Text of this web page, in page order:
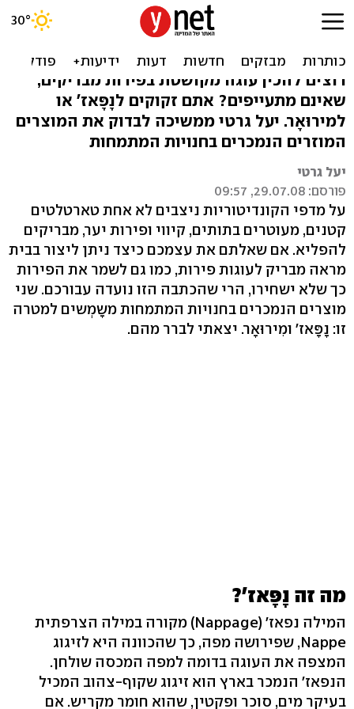
מבריקים במיוחד: נָפָּאז'
רוצים להכין עוגה מקושטת בפירות מבריקים,
שאינם מתעייפים? אתם זקוקים לנָפָּאז' או
למירוּאָר. יעל גרטי ממשיכה לבדוק את המוצרים
המוזרים הנמכרים בחנויות המתמחות
יעל גרטי
פורסם: 29.07.08, 09:57
על מדפי הקונדיטוריות ניצבים לא אחת טארטלטים
קטנים, מעוטרים בתותים, קיווי ופירות יער, מבריקים
להפליא. אם שאלתם את עצמכם כיצד ניתן ליצור בבית
מראה מבריק לעוגות פירות, כמו גם לשמר את הפירות
כך שלא ישחירו, הרי שהכתבה הזו נועדה עבורכם. שני
מוצרים הנמכרים בחנויות המתמחות משָמְשים למטרה
זו: נָפָּאז' ומִירוּאָר. יצאתי לברר מהם.
מה זה נָפָּאז'?
המילה נפאז' (Nappage) מקורה במילה הצרפתית
Nappe, שפירושה מפה, כך שהכוונה היא לזיגוג
המצפה את העוגה בדומה למפה המכסה שולחן.
הנפאז' הנמכר בארץ הוא זיגוג שקוף-צהוב המכיל
בעיקר מים, סוכר ופקטין, שהוא חומר מקריש. אם